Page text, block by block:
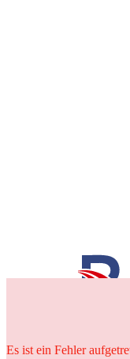
Es ist ein Fehler